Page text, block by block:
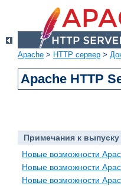
Apache > HTTP сервер >
Apache HTTP
Примечания к выпуску
Новые возможности
Новые возможности
Новые возможности